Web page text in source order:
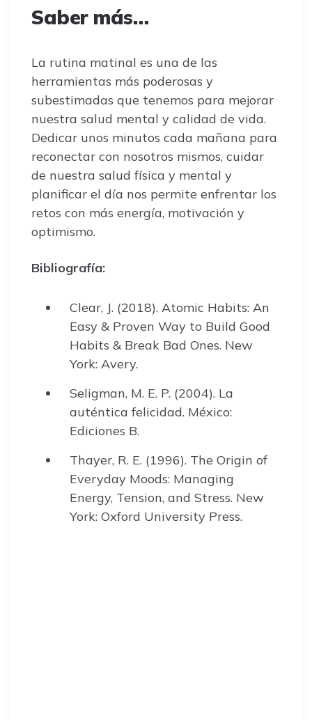
Saber más…
La rutina matinal es una de las
herramientas más poderosas y
subestimadas que tenemos para mejorar
nuestra salud mental y calidad de vida.
Dedicar unos minutos cada mañana para
reconectar con nosotros mismos, cuidar
de nuestra salud física y mental y
planificar el día nos permite enfrentar los
retos con más energía, motivación y
optimismo.
Bibliografía:
Clear, J. (2018). Atomic Habits: An
Easy & Proven Way to Build Good
Habits & Break Bad Ones. New
York: Avery.
Seligman, M. E. P. (2004). La
auténtica felicidad. México:
Ediciones B.
Thayer, R. E. (1996). The Origin of
Everyday Moods: Managing
Energy, Tension, and Stress. New
York: Oxford University Press.